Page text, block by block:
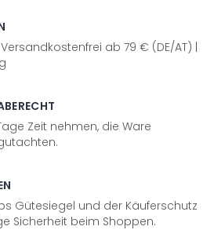
ab 79 € (DE/AT) |
Zeit nehmen, die Ware
Gütesiegel und der Käuferschutz
Sicherheit beim Shoppen.